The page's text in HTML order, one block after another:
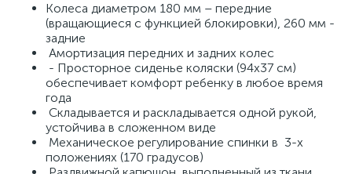
Колеса диаметром 180 мм – передние
(вращающиеся с функцией блокировки), 260 мм -
задние
Амортизация передних и задних колес
- Просторное сиденье коляски (94х37 см)
обеспечивает комфорт ребенку в любое время
года
Складывается и раскладывается одной рукой,
устойчива в сложенном виде
Механическое регулирование спинки в 3-х
положениях (170 градусов)